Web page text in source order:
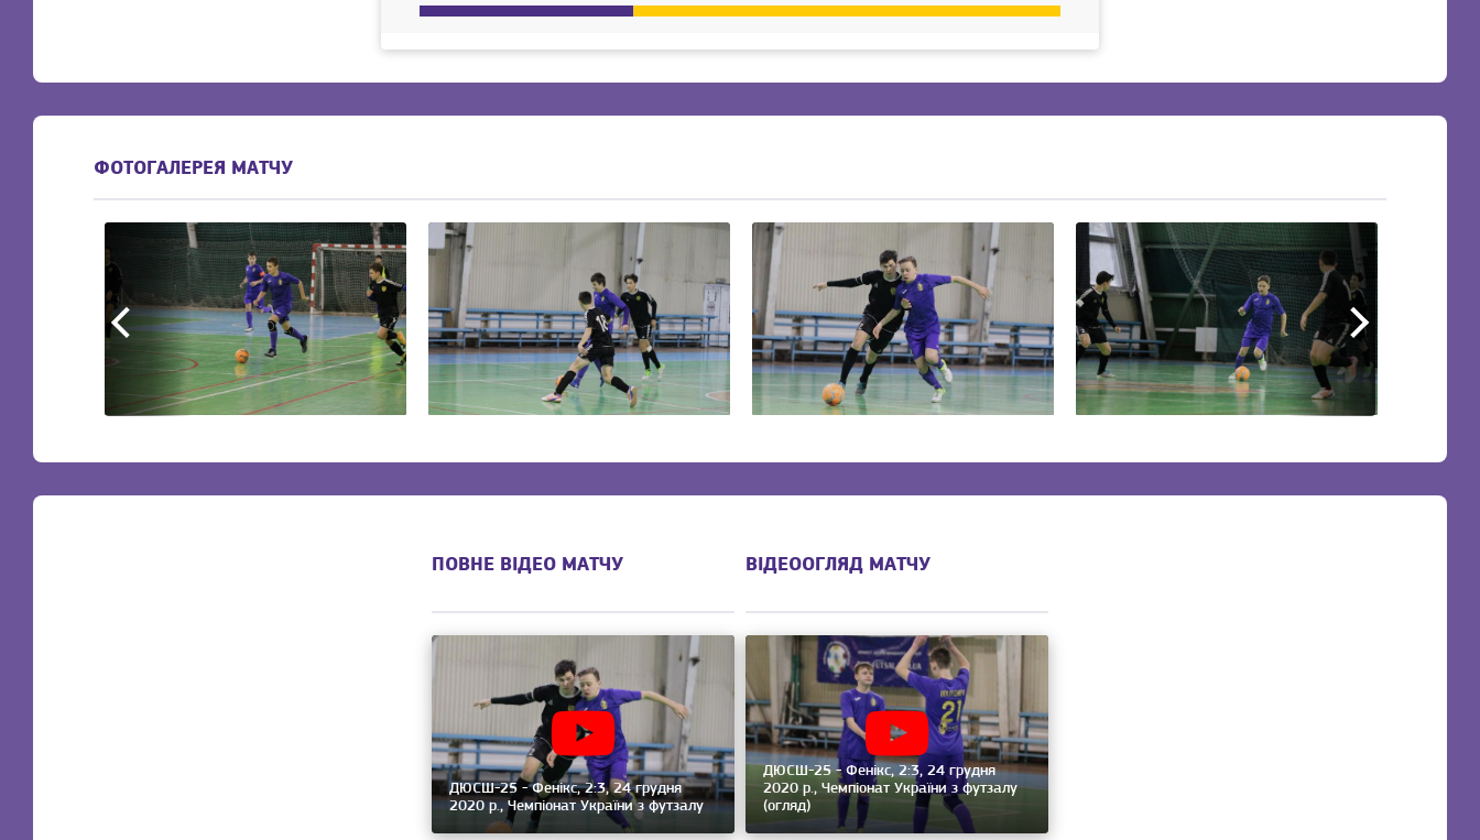
ФОТОГАЛЕРЕЯ МАТЧУ
ПОВНЕ ВІДЕО МАТЧУ
ДЮСШ-25 - Фенікс, 2:3, 24 грудня
2020 р., Чемпіонат України з футзалу
ВІДЕООГЛЯД МАТЧУ
ДЮСШ-25 - Фенікс, 2:3, 24 грудня
2020 р., Чемпіонат України з футзалу
(огляд)